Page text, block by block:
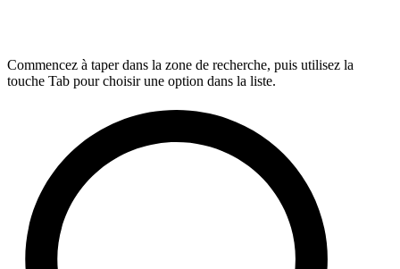
Commencez à taper dans la zone de recherche, puis utilisez la
touche Tab pour choisir une option dans la liste.